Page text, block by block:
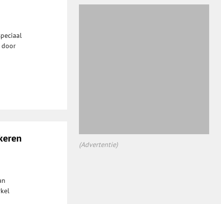
door
(Advertentie)